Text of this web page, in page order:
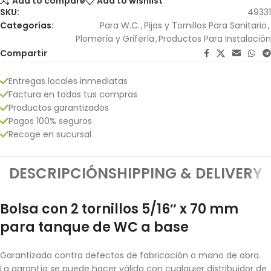
SKU:
49331
Categorías:
Para W.C.,Pijas y Tornillos Para Sanitario,
Plomería y Grifería,Productos Para Instalación
Compartir
Entregas locales inmediatas
Factura en todas tus compras
Productos garantizados
Pagos 100% seguros
Recoge en sucursal
DESCRIPCIÓNSHIPPING & DELIVERY
Bolsa con 2 tornillos 5/16″ x 70 mm
para tanque de WC a base
Garantizado contra defectos de fabricación o mano de obra.
La garantía se puede hacer válida con cualquier distribuidor de